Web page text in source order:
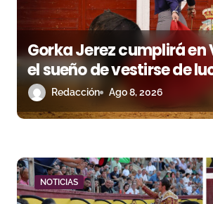
s
Gorka Jerez cumplirá en
el sueño de vestirse de
los suyos
Redacción Ago 8, 2026
NOTICIAS